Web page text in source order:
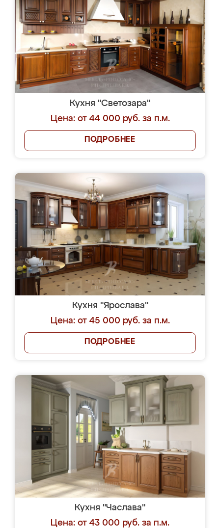
Кухня "Светозара"
Цена: от 44 000 руб. за п.м.
ПОДРОБНЕЕ
Кухня "Ярослава"
Цена: от 45 000 руб. за п.м.
ПОДРОБНЕЕ
Кухня "Часлава"
Цена: от 43 000 руб. за п.м.